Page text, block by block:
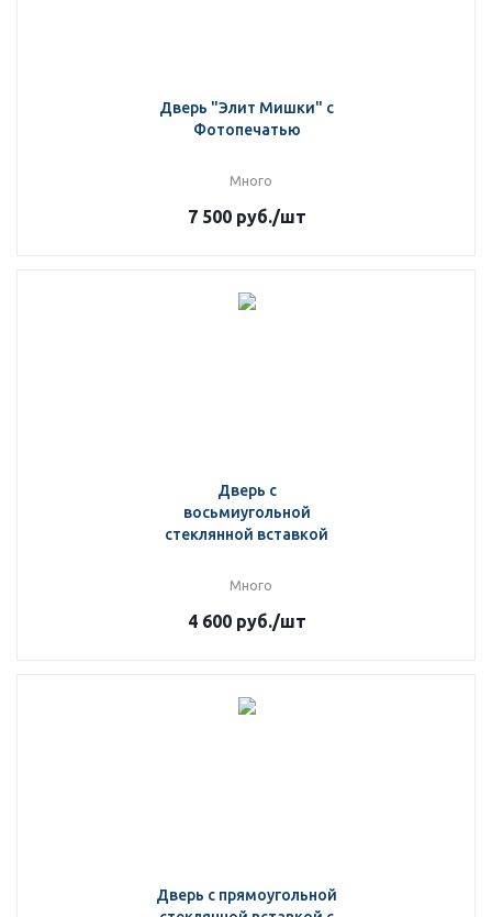
Дверь "Элит Мишки" с
Фотопечатью
Много
7 500руб./шт
Дверь с
восьмиугольной
стеклянной вставкой
Много
4 600руб./шт
Дверь с прямоугольной